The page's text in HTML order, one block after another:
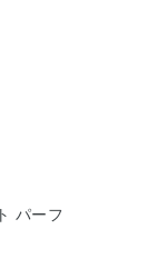
パーフ